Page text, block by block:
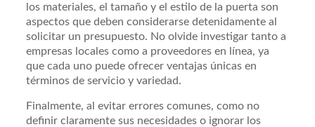
los materiales, el tamaño y el estilo de la puerta son
aspectos que deben considerarse detenidamente al
solicitar un presupuesto. No olvide investigar tanto a
empresas locales como a proveedores en línea, ya
que cada uno puede ofrecer ventajas únicas en
términos de servicio y variedad.
Finalmente, al evitar errores comunes, como no
definir claramente sus necesidades o ignorar los